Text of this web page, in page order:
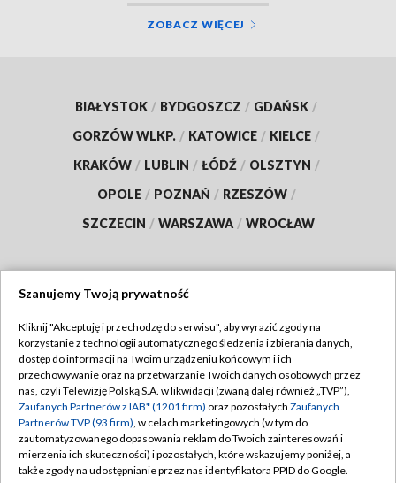
ZOBACZ WIĘCEJ
BIAŁYSTOK / BYDGOSZCZ / GDAŃSK /
GORZÓW WLKP. / KATOWICE / KIELCE /
KRAKÓW / LUBLIN / ŁÓDŹ / OLSZTYN /
OPOLE / POZNAŃ / RZESZÓW /
SZCZECIN / WARSZAWA / WROCŁAW
TVP
Abonament TVP
Emisja w TVP
Centrum informacji TVP
Naziemna Telewizja Cyfrowa
Regulamin TVP
Polityka prywatności
Moje zgody
Pomoc
Szanujemy Twoją prywatność
Kliknij "Akceptuję i przechodzę do serwisu", aby wyrazić zgody na
korzystanie z technologii automatycznego śledzenia i zbierania danych,
dostęp do informacji na Twoim urządzeniu końcowym i ich
przechowywanie oraz na przetwarzanie Twoich danych osobowych przez
nas, czyli Telewizję Polską S.A. w likwidacji (zwaną dalej również „TVP”),
Zaufanych Partnerów z IAB* (1201 firm) oraz pozostałych Zaufanych
Partnerów TVP (93 firm), w celach marketingowych (w tym do
zautomatyzowanego dopasowania reklam do Twoich zainteresowań i
mierzenia ich skuteczności) i pozostałych, które wskazujemy poniżej, a
także zgody na udostępnianie przez nas identyfikatora PPID do Google.